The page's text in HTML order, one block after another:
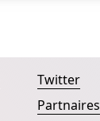
Twitter
Partnaires